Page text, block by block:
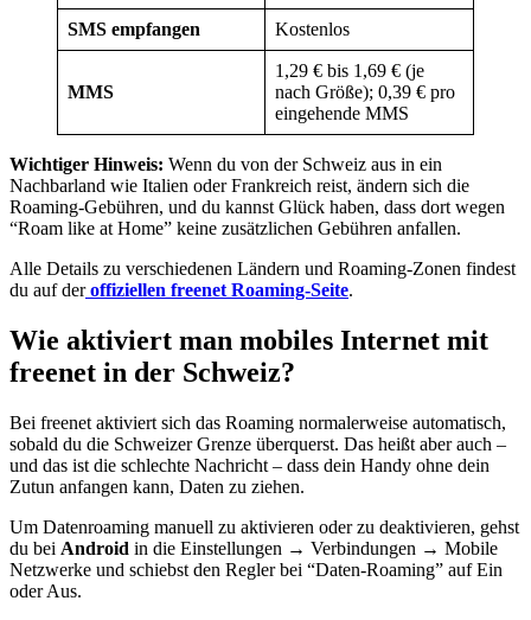
SMS empfangen Kostenlos
MMS
1,29 € bis 1,69 € (je
nach Größe); 0,39 € pro
eingehende MMS
Wichtiger Hinweis: Wenn du von der Schweiz aus in ein
Nachbarland wie Italien oder Frankreich reist, ändern sich die
Roaming-Gebühren, und du kannst Glück haben, dass dort wegen
“Roam like at Home” keine zusätzlichen Gebühren anfallen.
Alle Details zu verschiedenen Ländern und Roaming-Zonen findest
du auf der offiziellen freenet Roaming-Seite.
Wie aktiviert man mobiles Internet mit
freenet in der Schweiz?
Bei freenet aktiviert sich das Roaming normalerweise automatisch,
sobald du die Schweizer Grenze überquerst. Das heißt aber auch –
und das ist die schlechte Nachricht – dass dein Handy ohne dein
Zutun anfangen kann, Daten zu ziehen.
Um Datenroaming manuell zu aktivieren oder zu deaktivieren, gehst
du bei Android in die Einstellungen → Verbindungen → Mobile
Netzwerke und schiebst den Regler bei “Daten-Roaming” auf Ein
oder Aus.